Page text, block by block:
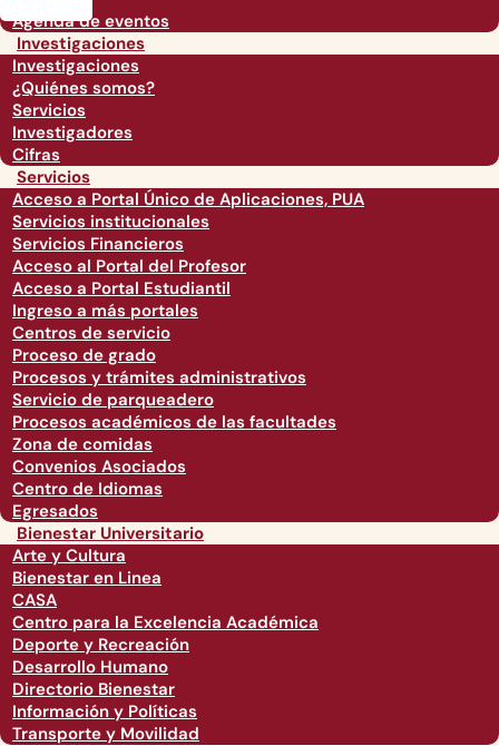
Agenda de eventos
Investigaciones
Investigaciones
¿Quiénes somos?
Servicios
Investigadores
Cifras
Servicios
Acceso a Portal Único de Aplicaciones, PUA
Servicios institucionales
Servicios Financieros
Acceso al Portal del Profesor
Acceso a Portal Estudiantil
Ingreso a más portales
Centros de servicio
Proceso de grado
Procesos y trámites administrativos
Servicio de parqueadero
Procesos académicos de las facultades
Zona de comidas
Convenios Asociados
Centro de Idiomas
Egresados
Bienestar Universitario
Arte y Cultura
Bienestar en Linea
CASA
Centro para la Excelencia Académica
Deporte y Recreación
Desarrollo Humano
Directorio Bienestar
Información y Políticas
Transporte y Movilidad